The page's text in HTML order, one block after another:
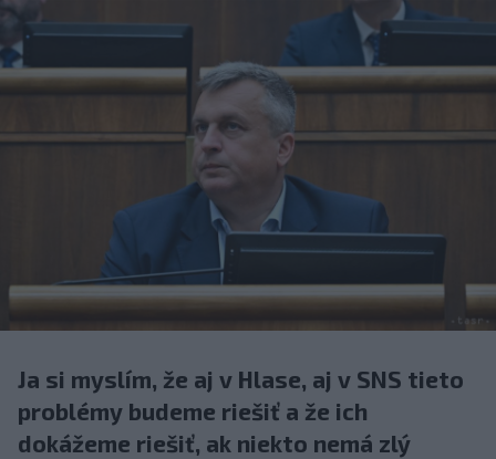
Ja si myslím, že aj v Hlase, aj v SNS tieto
problémy budeme riešiť a že ich
dokážeme riešiť, ak niekto nemá zlý